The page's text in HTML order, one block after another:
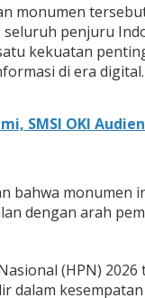
monumen
penjuru
kekuatan
di era digital.
SMSI OKI
bahwa monumen
dengan arah
(HPN)
dalam